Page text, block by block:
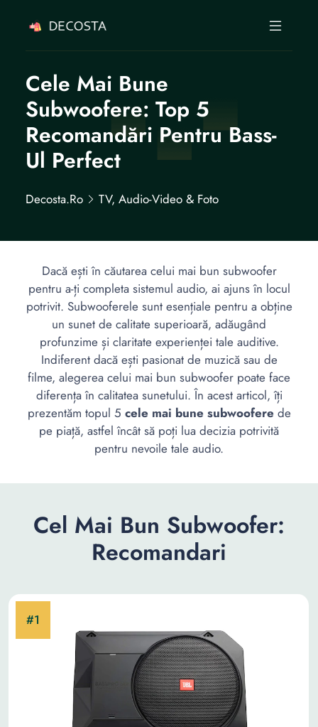
Cele Mai Bune
Subwoofere: Top 5
Recomandări Pentru Bass-
Ul Perfect
Decosta.ro TV, Audio-Video & Foto
Dacă ești în căutarea celui mai bun subwoofer
pentru a-ți completa sistemul audio, ai ajuns în locul
potrivit. Subwooferele sunt esențiale pentru a obține
un sunet de calitate superioară, adăugând
profunzime și claritate experienței tale auditive.
Indiferent dacă ești pasionat de muzică sau de
filme, alegerea celui mai bun subwoofer poate face
diferența în calitatea sunetului. În acest articol, îți
prezentăm topul 5 cele mai bune subwoofere de
pe piață, astfel încât să poți lua decizia potrivită
pentru nevoile tale audio.
Cel Mai Bun Subwoofer:
Recomandari